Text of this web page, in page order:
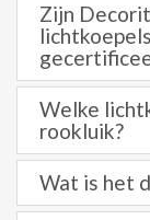
Zijn
Welke
rookluik?
Wat is het